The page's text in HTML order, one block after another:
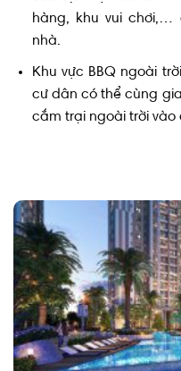
hàng, khu vui chơi,…
nhà.
Khu vực BBQ ngoài
cư dân có thể cùng
cắm trại ngoài trời vào